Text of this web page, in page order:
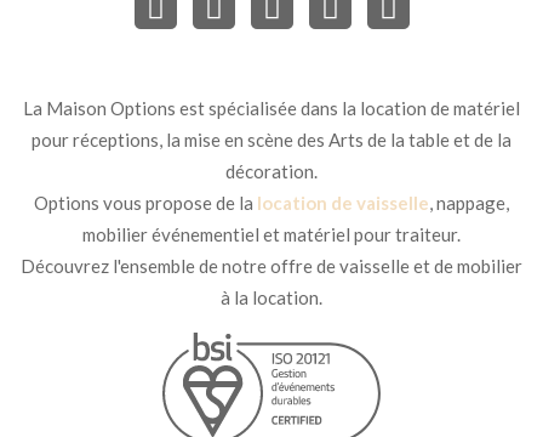
La Maison Options est spécialisée dans la location de matériel
pour réceptions, la mise en scène des Arts de la table et de la
décoration.
Options vous propose de la location de vaisselle, nappage,
mobilier événementiel et matériel pour traiteur.
Découvrez l'ensemble de notre offre de vaisselle et de mobilier
à la location.